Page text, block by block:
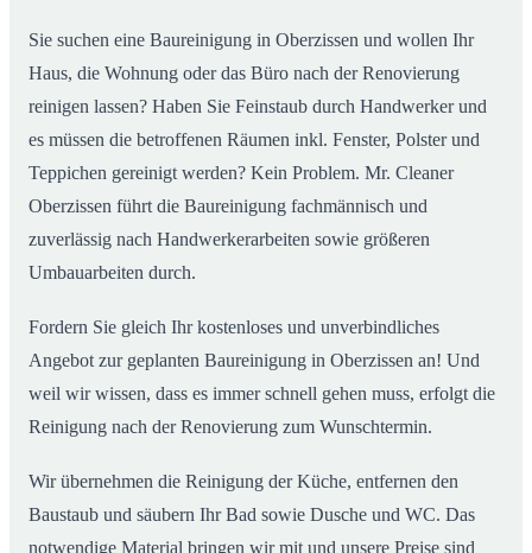
Sie suchen eine Baureinigung in Oberzissen und wollen Ihr
Haus, die Wohnung oder das Büro nach der Renovierung
reinigen lassen? Haben Sie Feinstaub durch Handwerker und
es müssen die betroffenen Räumen inkl. Fenster, Polster und
Teppichen gereinigt werden? Kein Problem. Mr. Cleaner
Oberzissen führt die Baureinigung fachmännisch und
zuverlässig nach Handwerkerarbeiten sowie größeren
Umbauarbeiten durch.
Fordern Sie gleich Ihr kostenloses und unverbindliches
Angebot zur geplanten Baureinigung in Oberzissen an! Und
weil wir wissen, dass es immer schnell gehen muss, erfolgt die
Reinigung nach der Renovierung zum Wunschtermin.
Wir übernehmen die Reinigung der Küche, entfernen den
Baustaub und säubern Ihr Bad sowie Dusche und WC. Das
notwendige Material bringen wir mit und unsere Preise sind